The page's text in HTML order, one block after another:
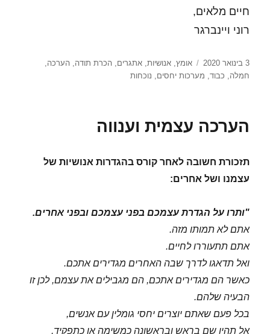
חיים מלאים,
רוני ויינברגר
פורסם
בתאריך
3 בינואר 2020 תגיות
אומץ,אנושיות,אתגרים,הכרת תודה,הערכה,
חמלה, כבוד, מערכות יחסים, נוכחות
הערכה עצמית וענווה
תזכורת חשובה לאחר קורס בהגדרות אנושיות של
עצמנו ושל אחרים:
"ותרו על הגדרת עצמכם בפני עצמכם ובפני אחרים.
אתם לא תמותו מזה.
אתם תתעוררו לחיים.
ואל תדאגו לדרך שבה האחרים מגדירים אתכם.
כאשר הם מגדירים אתכם, הם מגבילים את עצמם, לכן זו
הבעיה שלהם.
בכל פעם שאתם יוצרים יחסי גומלין עם אנשים,
אל תהיו שם בראש ובראשונה כמשימה או כתפקיד,